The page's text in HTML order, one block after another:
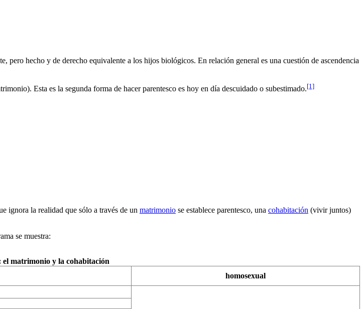
pero hecho y de derecho equivalente a los hijos biológicos. En relación general es una cuestión de ascendencia
Esta es la segunda forma de hacer parentesco es hoy en día descuidado o subestimado.[1]
ignora la realidad que sólo a través de un matrimonio se establece parentesco, una cohabitación (vivir juntos)
se muestra:
matrimonio y la cohabitación
homosexual